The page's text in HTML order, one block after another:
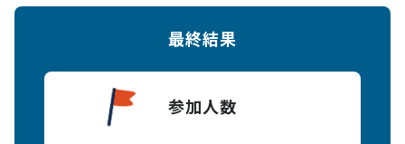
最終結果
参加人数